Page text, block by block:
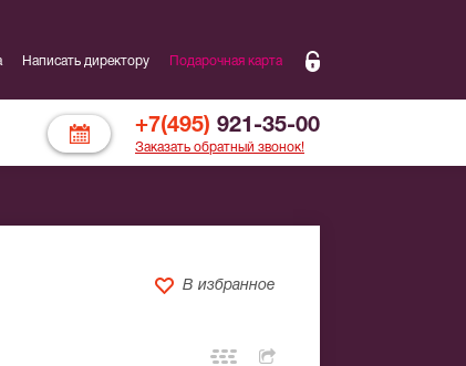
Написать директору Подарочная карта
+7(495) 921-35-00
Заказать обратный звонок!
В избранное